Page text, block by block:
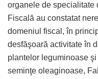
organele de specialitate
Fiscală au constatat
domeniul fiscal, în
desfăşoară activitate în
plantelor leguminoase
seminţe oleaginoase,